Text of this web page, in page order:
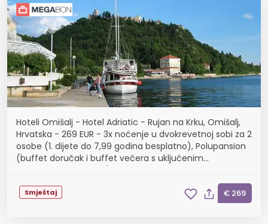
Hoteli Omišalj - Hotel Adriatic - Rujan na Krku, Omišalj,
Hrvatska - 269 EUR - 3x noćenje u dvokrevetnoj sobi za 2
osobe (1. dijete do 7,99 godina besplatno), Polupansion
(buffet doručak i buffet večera s uključenim
Smještaj € 269